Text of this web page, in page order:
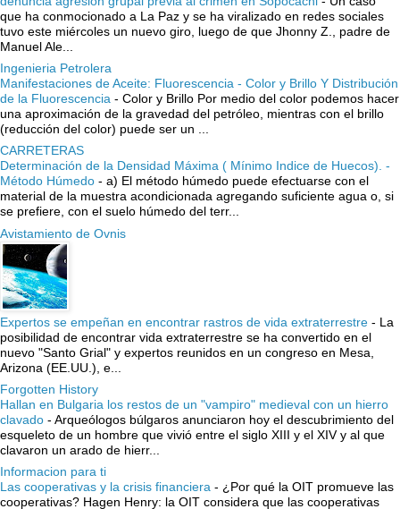
que ha conmocionado a La Paz y se ha viralizado en redes sociales
tuvo este miércoles un nuevo giro, luego de que Jhonny Z., padre de
Manuel Ale...
Ingenieria Petrolera
Manifestaciones de Aceite: Fluorescencia - Color y Brillo Y Distribución
de la Fluorescencia - Color y Brillo Por medio del color podemos hacer
una aproximación de la gravedad del petróleo, mientras con el brillo
(reducción del color) puede ser un ...
CARRETERAS
Determinación de la Densidad Máxima ( Mínimo Indice de Huecos). -
Método Húmedo - a) El método húmedo puede efectuarse con el
material de la muestra acondicionada agregando suficiente agua o, si
se prefiere, con el suelo húmedo del terr...
Avistamiento de Ovnis
Expertos se empeñan en encontrar rastros de vida extraterrestre - La
posibilidad de encontrar vida extraterrestre se ha convertido en el
nuevo "Santo Grial" y expertos reunidos en un congreso en Mesa,
Arizona (EE.UU.), e...
Forgotten History
Hallan en Bulgaria los restos de un "vampiro" medieval con un hierro
clavado - Arqueólogos búlgaros anunciaron hoy el descubrimiento del
esqueleto de un hombre que vivió entre el siglo XIII y el XIV y al que
clavaron un arado de hierr...
Informacion para ti
Las cooperativas y la crisis financiera - ¿Por qué la OIT promueve las
cooperativas? Hagen Henry: la OIT considera que las cooperativas